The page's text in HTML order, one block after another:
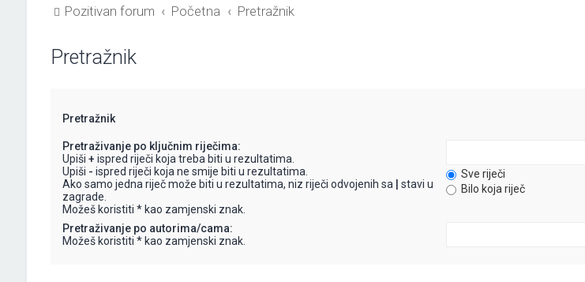
Pozitivan forum Početna Pretražnik
Pretražnik
Pretražnik
Pretraživanje po ključnim riječima:
Upiši + ispred riječi koja treba biti u rezultatima.
Upiši - ispred riječi koja ne smije biti u rezultatima.
Ako samo jedna riječ može biti u rezultatima, niz riječi odvojenih sa
stavi u
zagrade.
Možeš koristiti * kao zamjenski znak.
Sve riječi
Bilo koja riječ
Pretraživanje po autorima/cama:
Možeš koristiti * kao zamjenski znak.